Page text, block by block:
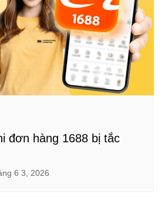
đơn hàng 1688 bị tắc
6 3, 2026